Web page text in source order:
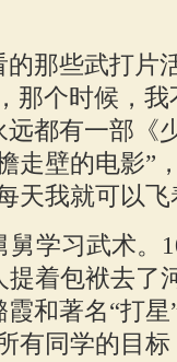
的那些武打片
那个时候，
都有一部《
走壁的电影”
天我就可以飞
舅学习武术。
着包袱去了
和著名“打
有同学的目